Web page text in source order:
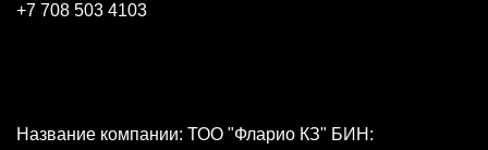
+7 708 503 4103
Название компании: ТОО "Фларио КЗ" БИН: